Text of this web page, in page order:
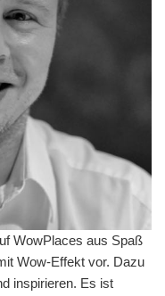
WowPlaces aus Spaß
Wow-Effekt vor. Dazu
inspirieren. Es ist